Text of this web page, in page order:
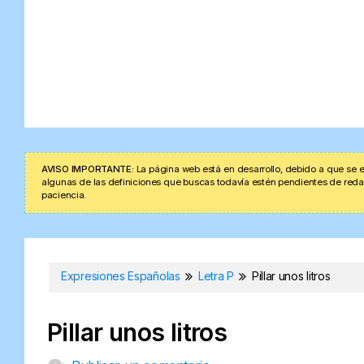
AVISO IMPORTANTE: La página web está en desarrollo, debido a que
algunas de las definiciones que buscas todavía estén pendientes de
paciencia.
Expresiones Españolas Letra P Pillar unos litros
Pillar unos litros